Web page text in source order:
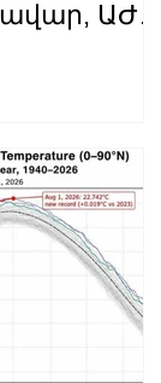
ԱԺ